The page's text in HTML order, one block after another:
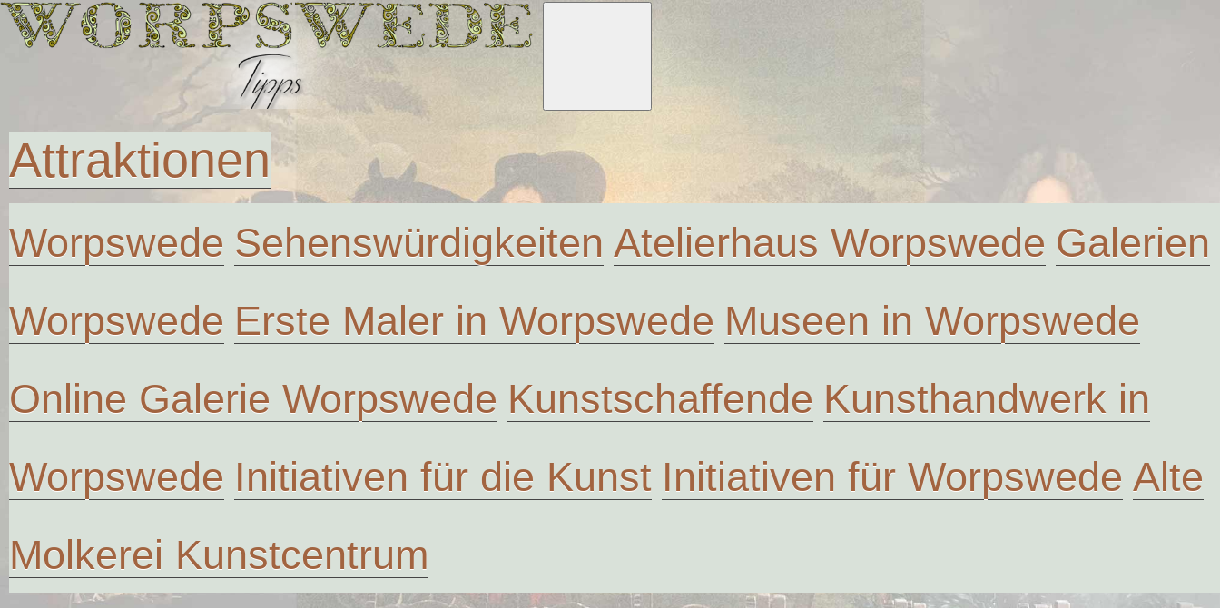
Attraktionen
Worpswede Sehenswürdigkeiten Atelierhaus Worpswede Galerien
Worpswede Erste Maler in Worpswede Museen in Worpswede
Online Galerie Worpswede Kunstschaffende Kunsthandwerk in
Worpswede Initiativen für die Kunst Initiativen für Worpswede Alte
Molkerei Kunstcentrum